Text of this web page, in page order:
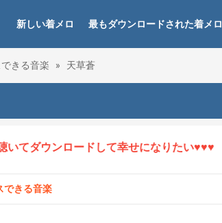
新しい着メロ 最もダウンロードされた着メロ
きる音楽 » 天草蒼
ダウンロードして幸せになりたい♥♥♥
できる音楽